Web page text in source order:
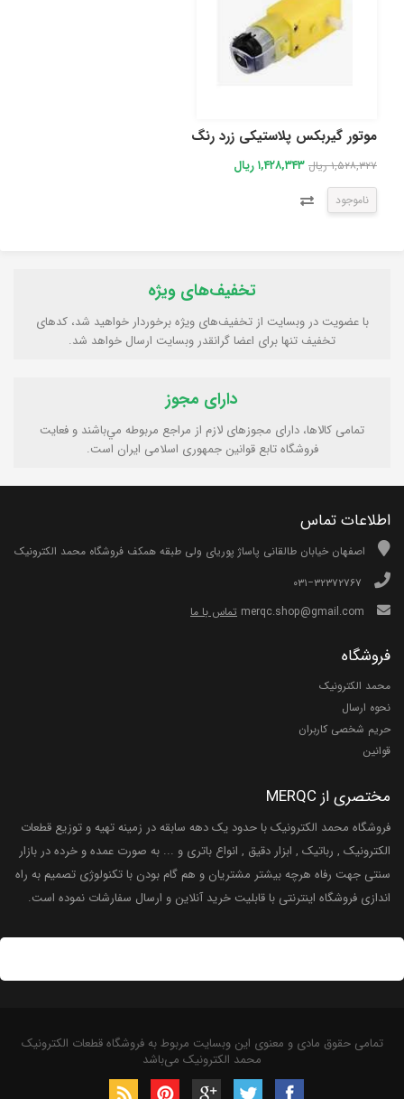
موتور گیربکس پلاستیکی زرد رنگ
۱,۵۲۸,۳۲۷ ریال ۱,۴۲۸,۳۴۳ ریال
ناموجود
تخفیف‌های ویژه
با عضویت در وبسایت از تخفیف‌های ویژه برخوردار خواهید شد، کدهای
تخفیف تنها برای اعضا گرانقدر وبسایت ارسال خواهد شد.
دارای مجوز
تمامی كالاها، دارای مجوزهای لازم از مراجع مربوطه مي‌باشند و فعایت
فروشگاه تابع قوانين جمهوری اسلامی ايران است.
اطلاعات تماس
اصفهان خیابان طالقانی پاساژ پوریای ولی طبقه همکف فروشگاه محمد الکترونیک
تماس با ما
فروشگاه
محمد الکترونیک
نحوه ارسال
حریم شخصی کاربران
قوانین
مختصری از MERQC
فروشگاه محمد الکترونیک با حدود یک دهه سابقه در زمینه تهیه و توزیع قطعات
الکترونیک , رباتیک , ابزار دقیق , انواع باتری و ... به صورت عمده و خرده در بازار
سنتی جهت رفاه هرچه بیشتر مشتریان و هم گام بودن با تکنولوژی تصمیم به راه
اندازی فروشگاه اینترنتی با قابلیت خرید آنلاین و ارسال سفارشات نموده است.
تمامی حقوق مادی و معنوی این وبسایت مربوط به فروشگاه قطعات الکترونیک
محمد الکترونیک می‌باشد